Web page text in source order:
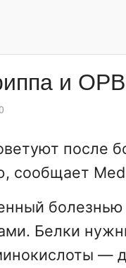
и
после
сообщает
Белки
—